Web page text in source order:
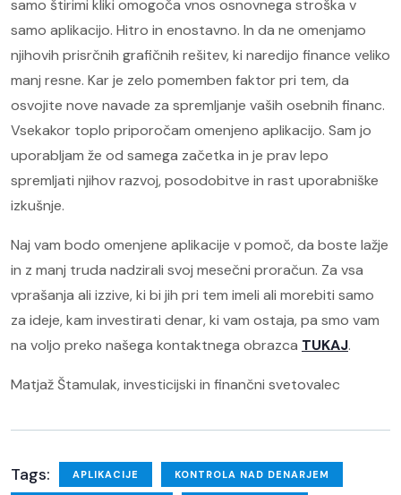
samo štirimi kliki omogoča vnos osnovnega stroška v
samo aplikacijo. Hitro in enostavno. In da ne omenjamo
njihovih prisrčnih grafičnih rešitev, ki naredijo finance veliko
manj resne. Kar je zelo pomemben faktor pri tem, da
osvojite nove navade za spremljanje vaših osebnih financ.
Vsekakor toplo priporočam omenjeno aplikacijo. Sam jo
uporabljam že od samega začetka in je prav lepo
spremljati njihov razvoj, posodobitve in rast uporabniške
izkušnje.
Naj vam bodo omenjene aplikacije v pomoč, da boste lažje
in z manj truda nadzirali svoj mesečni proračun. Za vsa
vprašanja ali izzive, ki bi jih pri tem imeli ali morebiti samo
za ideje, kam investirati denar, ki vam ostaja, pa smo vam
na voljo preko našega kontaktnega obrazca TUKAJ.
Matjaž Štamulak, investicijski in finančni svetovalec
Tags: APLIKACIJE KONTROLA NAD DENARJEM